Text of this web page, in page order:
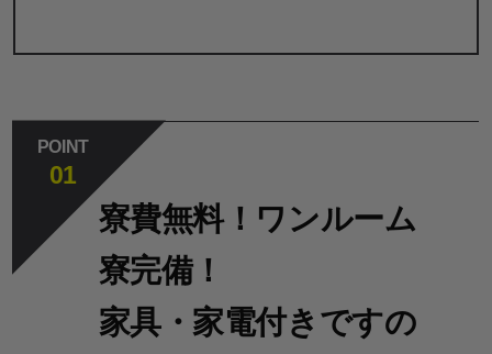
POINT
01
寮費無料！ワンルーム
寮完備！
家具・家電付きですの